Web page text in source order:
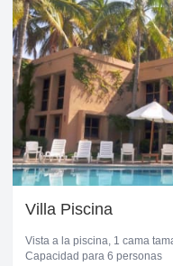
Villa Piscina
Vista a la piscina 1 cama
Capacidad para 6 personas